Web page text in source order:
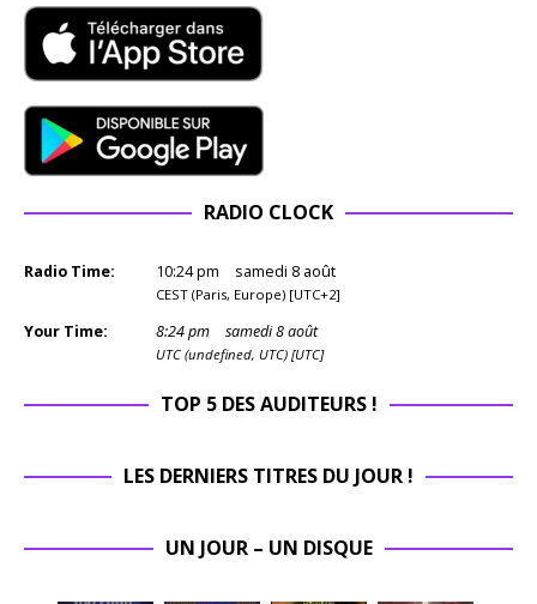
RADIO CLOCK
Radio Time: 10:24pm samedi 8 août
CEST (Paris, Europe) [UTC+2]
Your Time: 8:24pm samedi 8 août
UTC (undefined, UTC) [UTC]
TOP 5 DES AUDITEURS !
LES DERNIERS TITRES DU JOUR !
UN JOUR – UN DISQUE